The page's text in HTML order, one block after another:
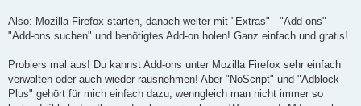
Also: Mozilla Firefox starten, danach weiter mit "Extras" - "Add-ons" -
"Add-ons suchen" und benötigtes Add-on holen! Ganz einfach und gratis!
Probiers mal aus! Du kannst Add-ons unter Mozilla Firefox sehr einfach
verwalten oder auch wieder rausnehmen! Aber "NoScript" und "Adblock
Plus" gehört für mich einfach dazu, wenngleich man nicht immer so